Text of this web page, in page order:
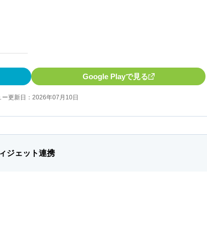
Google Playで見る
ー更新日：2026年07月10日
ジェット連携